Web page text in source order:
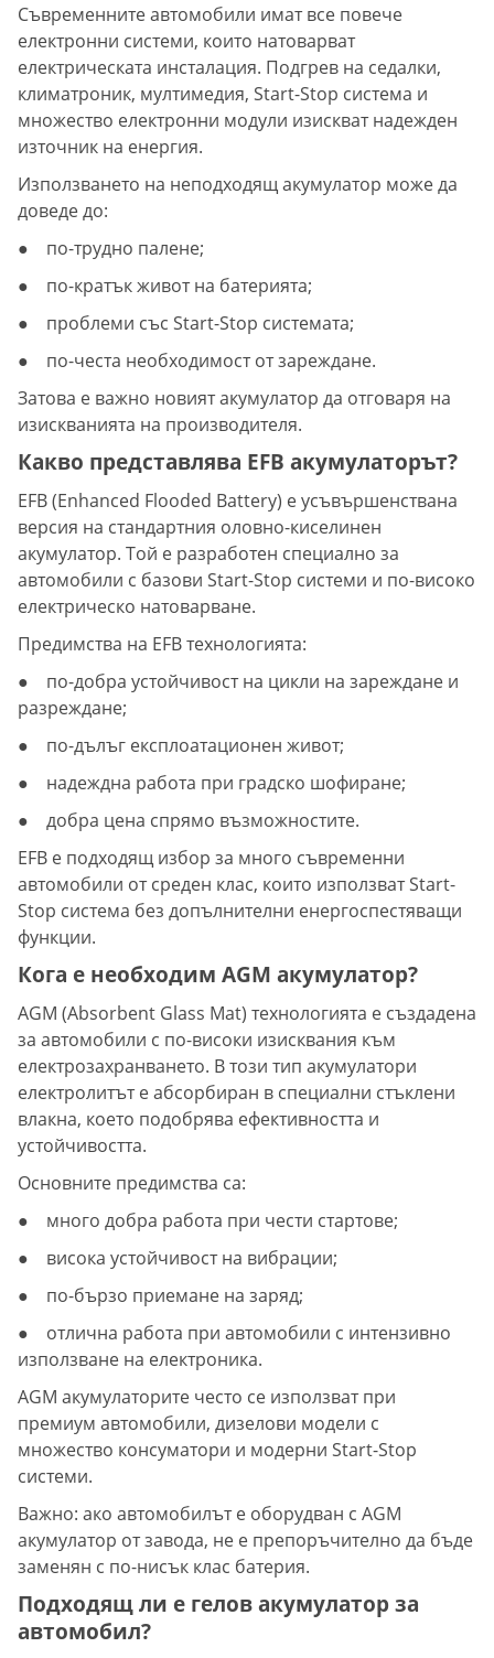
Съвременните автомобили имат все повече
електронни системи, които натоварват
електрическата инсталация. Подгрев на седалки,
климатроник, мултимедия, Start-Stop система и
множество електронни модули изискват надежден
източник на енергия.
Използването на неподходящ акумулатор може да
доведе до:
● по-трудно палене;
● по-кратък живот на батерията;
● проблеми със Start-Stop системата;
● по-честа необходимост от зареждане.
Затова е важно новият акумулатор да отговаря на
изискванията на производителя.
Какво представлява EFB акумулаторът?
EFB (Enhanced Flooded Battery) е усъвършенствана
версия на стандартния оловно-киселинен
акумулатор. Той е разработен специално за
автомобили с базови Start-Stop системи и по-високо
електрическо натоварване.
Предимства на EFB технологията:
● по-добра устойчивост на цикли на зареждане и
разреждане;
● по-дълъг експлоатационен живот;
● надеждна работа при градско шофиране;
● добра цена спрямо възможностите.
EFB е подходящ избор за много съвременни
автомобили от среден клас, които използват Start-
Stop система без допълнителни енергоспестяващи
функции.
Кога е необходим AGM акумулатор?
AGM (Absorbent Glass Mat) технологията е създадена
за автомобили с по-високи изисквания към
електрозахранването. В този тип акумулатори
електролитът е абсорбиран в специални стъклени
влакна, което подобрява ефективността и
устойчивостта.
Основните предимства са:
● много добра работа при чести стартове;
● висока устойчивост на вибрации;
● по-бързо приемане на заряд;
● отлична работа при автомобили с интензивно
използване на електроника.
AGM акумулаторите често се използват при
премиум автомобили, дизелови модели с
множество консуматори и модерни Start-Stop
системи.
Важно: ако автомобилът е оборудван с AGM
акумулатор от завода, не е препоръчително да бъде
заменян с по-нисък клас батерия.
Подходящ ли е гелов акумулатор за
автомобил?